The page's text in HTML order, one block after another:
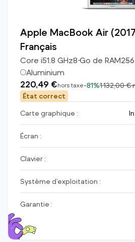
Apple MacBook Air
Français
Core i51.8 GHz8Go de RAM256
Aluminium
220,49 €hors taxe-81%1 132,00 €
État correct
Carte graphique :
Écran :
Clavier :
Système d’exploitation :
Garantie :